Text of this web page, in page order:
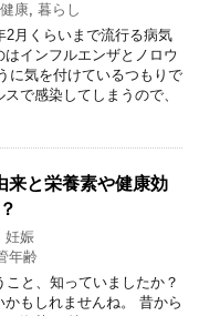
健康, 暮らし
2月くらいまで流行る病気
インフルエンザとノロウ
に気を付けているつもりで
で感染してしまうので、
来と栄養素や健康効
妊娠
年齢
と、知っていましたか？
もしれませんね。 昔から